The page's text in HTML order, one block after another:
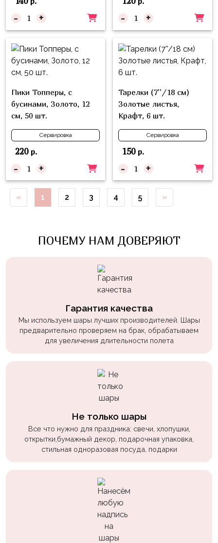
- + - +
Пики Топперы, с
бусинами, Золото, 12
см, 50 шт.
Сервировка
220р.
- +
Тарелки (7''/18 см)
Золотые листья,
Крафт, 6 шт.
Сервировка
150р.
- +
« 1 2 3 4 5 »
ПОЧЕМУ НАМ ДОВЕРЯЮТ
Гарантия качества
Мы используем шары лучших производителей. Шары
предварительно проверяем на брак, обрабатываем
для увеличения длительности полета
Не только шары
Все что нужно для праздника: свечи, хлопушки,
открытки,бумажный декор, подарочная упаковка,
стильная одноразовая посуда, подарки
Войны
Трансформеры
Фрукты
Овощи
Шары
для
Геймеров
Супергерои
Пиратская
Вечеринка
Девочкам
Бабочки,
Мальчикам
Аниме